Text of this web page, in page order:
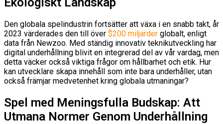
Den globala spelindustrin fortsätter att växa i en snabb takt, år
2023 värderades den till över $200 miljarder globalt, enligt
data från Newzoo. Med ständig innovativ teknikutveckling har
digital underhållning blivit en integrerad del av vår vardag, men
detta väcker också viktiga frågor om hållbarhet och etik. Hur
kan utvecklare skapa innehåll som inte bara underhåller, utan
också främjar medvetenhet kring globala utmaningar?
Spel med Meningsfulla Budskap: Att
Utmana Normer Genom Underhållning